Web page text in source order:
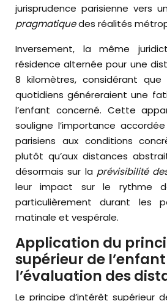
jurisprudence parisienne vers
pragmatiquedes réalités
Inversement, la même
résidence alternée pour une
8 kilomètres, considérant que
quotidiens généreraient une
l’enfant concerné. Cette
souligne l’importance
parisiens aux conditions
plutôt qu’aux distances
désormais sur la prévisibilité
leur impact sur le rythme
particulièrement durant les
matinale et vespérale.
Application du
supérieur de
l’évaluation des
Le principe d’intérêt supérieur